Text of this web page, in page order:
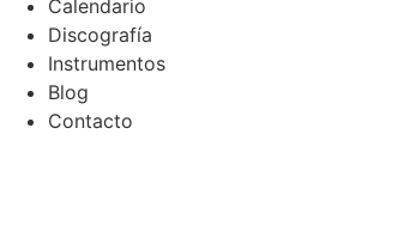
Calendario
Discografía
Instrumentos
Blog
Contacto